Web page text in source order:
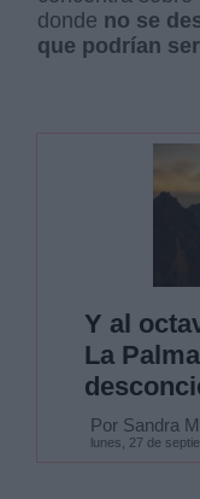
donde no se
que podrían
Y al
La
Por Sandra
lunes, 27 de